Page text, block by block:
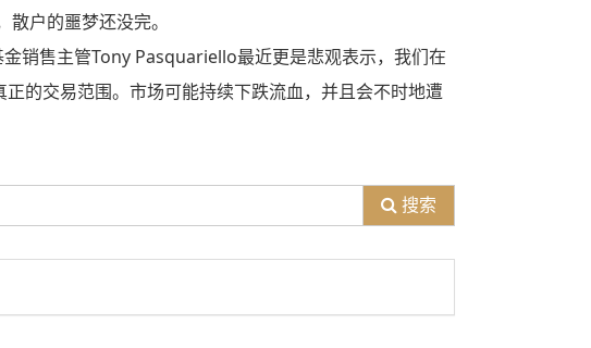
户的噩梦还没完。
销售主管Tony Pasquariello最近更是悲观表示，我们在
的交易范围。市场可能持续下跌流血，并且会不时地遭
搜索